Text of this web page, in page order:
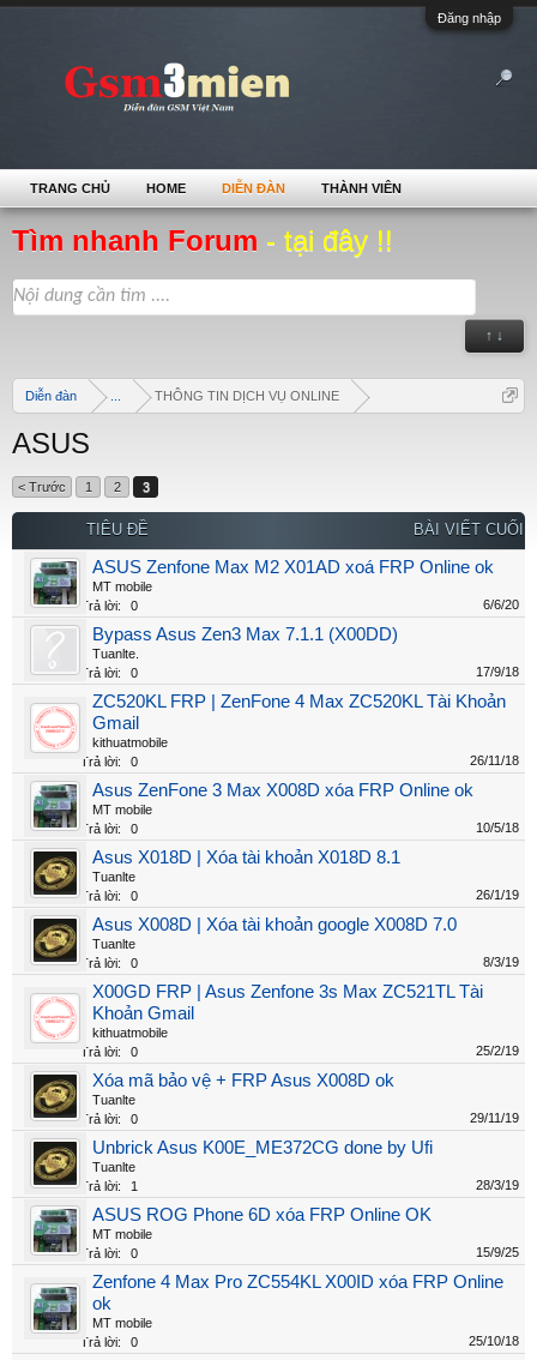
Đăng nhập
Tìm nhanh Forum - tại đây !!
↑ ↓
Diễn đàn THÔNG TIN DỊCH VỤ ONLINE
ASUS
< Trước 1 2 3
TIÊU ĐỀ BÀI VIẾT CUỐI
ASUS Zenfone Max M2 X01AD xoá FRP Online ok
MT mobile
Trả lời:
0 6/6/20
Bypass Asus Zen3 Max 7.1.1 (X00DD)
Tuanlte.
Trả lời:
0 17/9/18
ZC520KL FRP | ZenFone 4 Max ZC520KL Tài Khoản
Gmail
kithuatmobile
Trả lời:
0 26/11/18
Asus ZenFone 3 Max X008D xóa FRP Online ok
MT mobile
Trả lời:
0 10/5/18
Asus X018D | Xóa tài khoản X018D 8.1
Tuanlte
Trả lời:
0 26/1/19
Asus X008D | Xóa tài khoản google X008D 7.0
Tuanlte
Trả lời:
0 8/3/19
X00GD FRP | Asus Zenfone 3s Max ZC521TL Tài
Khoản Gmail
kithuatmobile
Trả lời:
0 25/2/19
Xóa mã bảo vệ + FRP Asus X008D ok
Tuanlte
Trả lời:
0 29/11/19
Unbrick Asus K00E_ME372CG done by Ufi
Tuanlte
Trả lời:
1 28/3/19
ASUS ROG Phone 6D xóa FRP Online OK
MT mobile
Trả lời:
0 15/9/25
Zenfone 4 Max Pro ZC554KL X00ID xóa FRP Online
ok
MT mobile
Trả lời:
0 25/10/18
TRANG CHỦ HOME DIỄN ĐÀN THÀNH VIÊN